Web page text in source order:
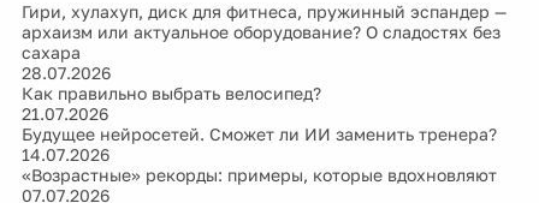
Гири, хулахуп, диск для фитнеса, пружинный эспандер —
архаизм или актуальное оборудование? О сладостях без
сахара
28.07.2026
Как правильно выбрать велосипед?
21.07.2026
Будущее нейросетей. Сможет ли ИИ заменить тренера?
14.07.2026
«Возрастные» рекорды: примеры, которые вдохновляют
07.07.2026